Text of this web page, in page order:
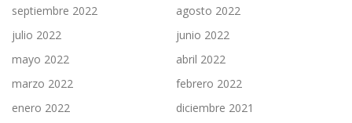
septiembre 2022
agosto 2022
julio 2022
junio 2022
mayo 2022
abril 2022
marzo 2022
febrero 2022
enero 2022
diciembre 2021